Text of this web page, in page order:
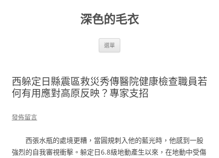
深色的毛衣
選單
西躲定日縣震區救災秀傳醫院健康檢查職員若
何有用應對高原反映？專家支招
發佈留言
西張水瓶的處境更糟，當圓規刺入他的藍光時，他感到一股
強烈的自我審視衝擊。躲定日6.8級地動產生以來，在地動中受傷